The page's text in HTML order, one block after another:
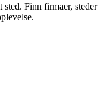
sted. Finn firmaer, steder